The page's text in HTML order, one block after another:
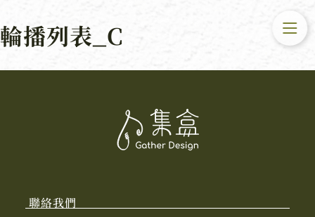
輪播列表_C
聯絡我們